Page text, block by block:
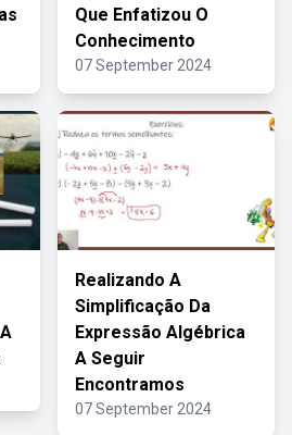
Que Enfatizou O
Conhecimento
07 September 2024
Realizando A
Simplificação Da
Expressão Algébrica
A Seguir
Encontramos
07 September 2024